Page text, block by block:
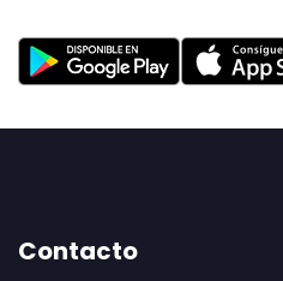
Contacto